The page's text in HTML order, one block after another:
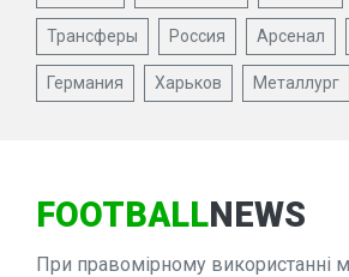
Трансферы Россия Арсенал
Германия Харьков Металлург
FOOTBALLNEWS
При правомірному використанні